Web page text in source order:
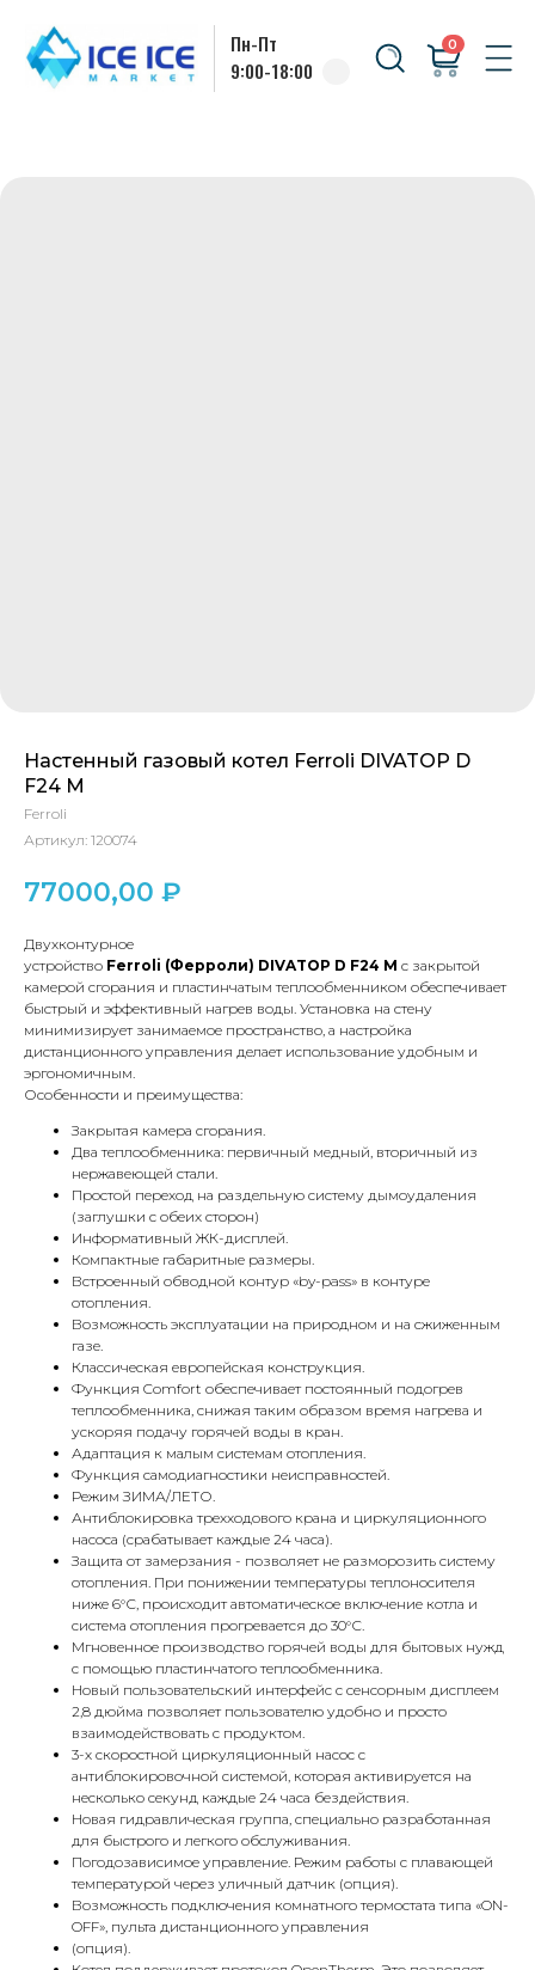
9:00-18:00
Настенный газовый котел Ferroli DIVATOP D
F24 M
Ferroli
Артикул: 120074
77000,00 ₽
Двухконтурное
устройство Ferroli (Ферроли) DIVATOP D F24 M с закрытой
камерой сгорания и пластинчатым теплообменником обеспечивает
быстрый и эффективный нагрев воды. Установка на стену
минимизирует занимаемое пространство, а настройка
дистанционного управления делает использование удобным и
эргономичным.
Особенности и преимущества:
Закрытая камера сгорания.
Два теплообменника: первичный медный, вторичный из
нержавеющей стали.
Простой переход на раздельную систему дымоудаления
(заглушки с обеих сторон)
Информативный ЖК-дисплей.
Компактные габаритные размеры.
Встроенный обводной контур «by-pass» в контуре
отопления.
Возможность эксплуатации на природном и на сжиженным
газе.
Классическая европейская конструкция.
Функция Comfort обеспечивает постоянный подогрев
теплообменника, снижая таким образом время нагрева и
ускоряя подачу горячей воды в кран.
Адаптация к малым системам отопления.
Функция самодиагностики неисправностей.
Режим ЗИМА/ЛЕТО.
Антиблокировка трехходового крана и циркуляционного
насоса (срабатывает каждые 24 часа).
Защита от замерзания - позволяет не разморозить систему
отопления. При понижении температуры теплоносителя
ниже 6°С, происходит автоматическое включение котла и
система отопления прогревается до 30°С.
Мгновенное производство горячей воды для бытовых нужд
с помощью пластинчатого теплообменника.
Новый пользовательский интерфейс с сенсорным дисплеем
2,8 дюйма позволяет пользователю удобно и просто
взаимодействовать с продуктом.
3-х скоростной циркуляционный насос с
антиблокировочной системой, которая активируется на
несколько секунд каждые 24 часа бездействия.
Новая гидравлическая группа, специально разработанная
для быстрого и легкого обслуживания.
Погодозависимое управление. Режим работы с плавающей
температурой через уличный датчик (опция).
Возможность подключения комнатного термостата типа «ON-
OFF», пульта дистанционного управления
(опция).
Адрес
Г.Москва Волоколамское шоссе,
71/22к2
КОНТАКТЫ